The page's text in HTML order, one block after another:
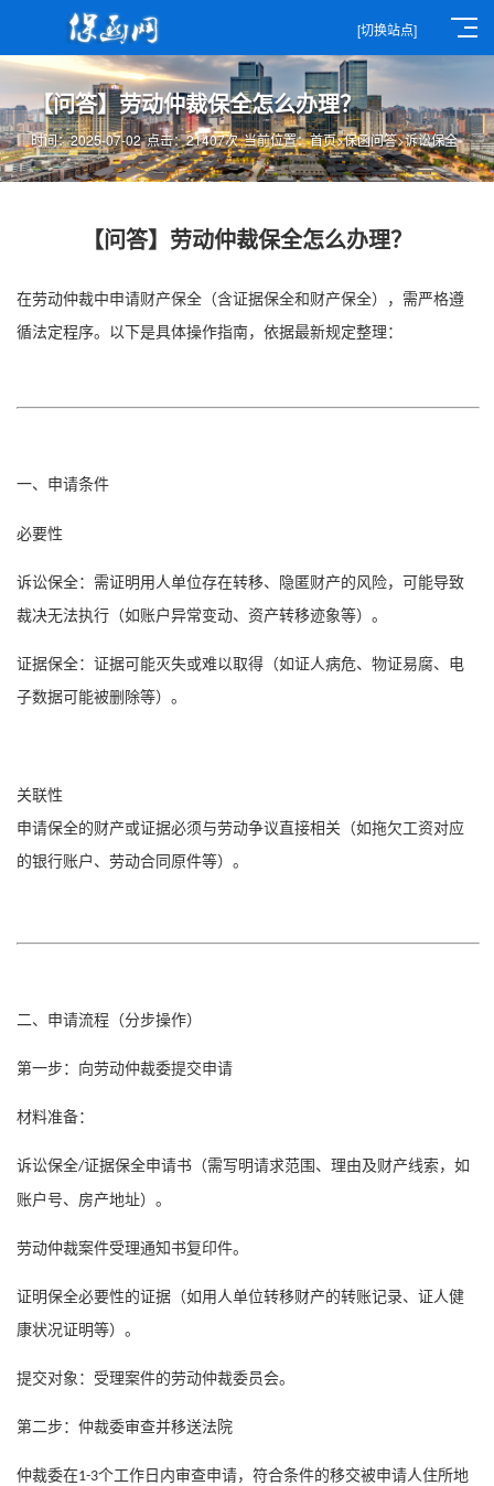
[切换站点]
【问答】劳动仲裁保全怎么办理？
当前位置：首页>保函问答>诉讼保全
时间：2025-07-02 点击：21407次
【问答】劳动仲裁保全怎么办理？
在劳动仲裁中申请财产保全（含证据保全和财产保全），需严格遵
循法定程序。以下是具体操作指南，依据最新规定整理：
一、申请条件
必要性
诉讼保全：需证明用人单位存在转移、隐匿财产的风险，可能导致
裁决无法执行（如账户异常变动、资产转移迹象等）。
证据保全：证据可能灭失或难以取得（如证人病危、物证易腐、电
子数据可能被删除等）。
关联性
申请保全的财产或证据必须与劳动争议直接相关（如拖欠工资对应
的银行账户、劳动合同原件等）。
二、申请流程（分步操作）
第一步：向劳动仲裁委提交申请
材料准备：
诉讼保全/证据保全申请书（需写明请求范围、理由及财产线索，如
账户号、房产地址）。
劳动仲裁案件受理通知书复印件。
证明保全必要性的证据（如用人单位转移财产的转账记录、证人健
康状况证明等）。
提交对象：受理案件的劳动仲裁委员会。
第二步：仲裁委审查并移送法院
仲裁委在1-3个工作日内审查申请，符合条件的移交被申请人住所地